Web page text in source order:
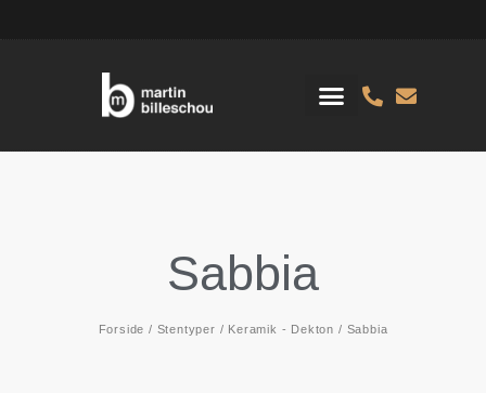
Sabbia
Forside / Stentyper / Keramik - Dekton / Sabbia